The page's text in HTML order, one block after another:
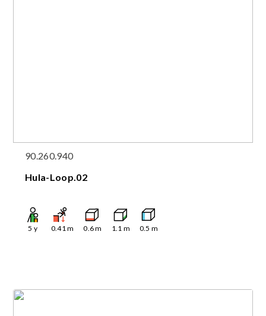
90.260.940
Hula-Loop.02
5 y 0.41m 0.6m 1.1 m 0.5 m